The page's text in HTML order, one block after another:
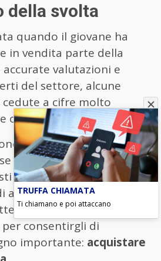
della svolta
quando il giovane ha
in vendita parte della
valutazioni e
del settore, alcune
a cifre molto
ogni aspettativa iniziale.
concluse rapidamente
di collezionisti e
a spendere somme
pezzi unici o in
L’incasso complessivo è
consentirgli di
importante: acquistare
TRUFFA CHIAMATA
Ti chiamano e poi attaccano